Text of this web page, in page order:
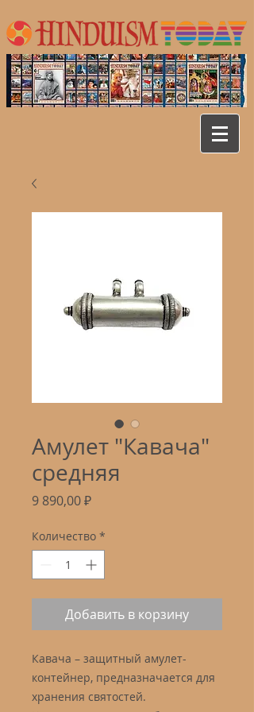
Амулет "Кавача"
средняя
9 890,00 ₽Цена
Количество *
Добавить в корзину
Кавача – защитный амулет-
контейнер, предназначается для
хранения святостей.